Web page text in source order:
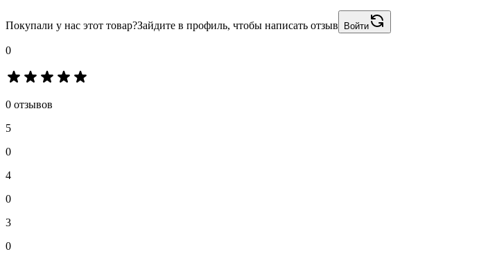
Покупали у нас этот товар?Зайдите в профиль, чтобы написать отзыв Войти
0
0 отзывов
5
0
4
0
3
0